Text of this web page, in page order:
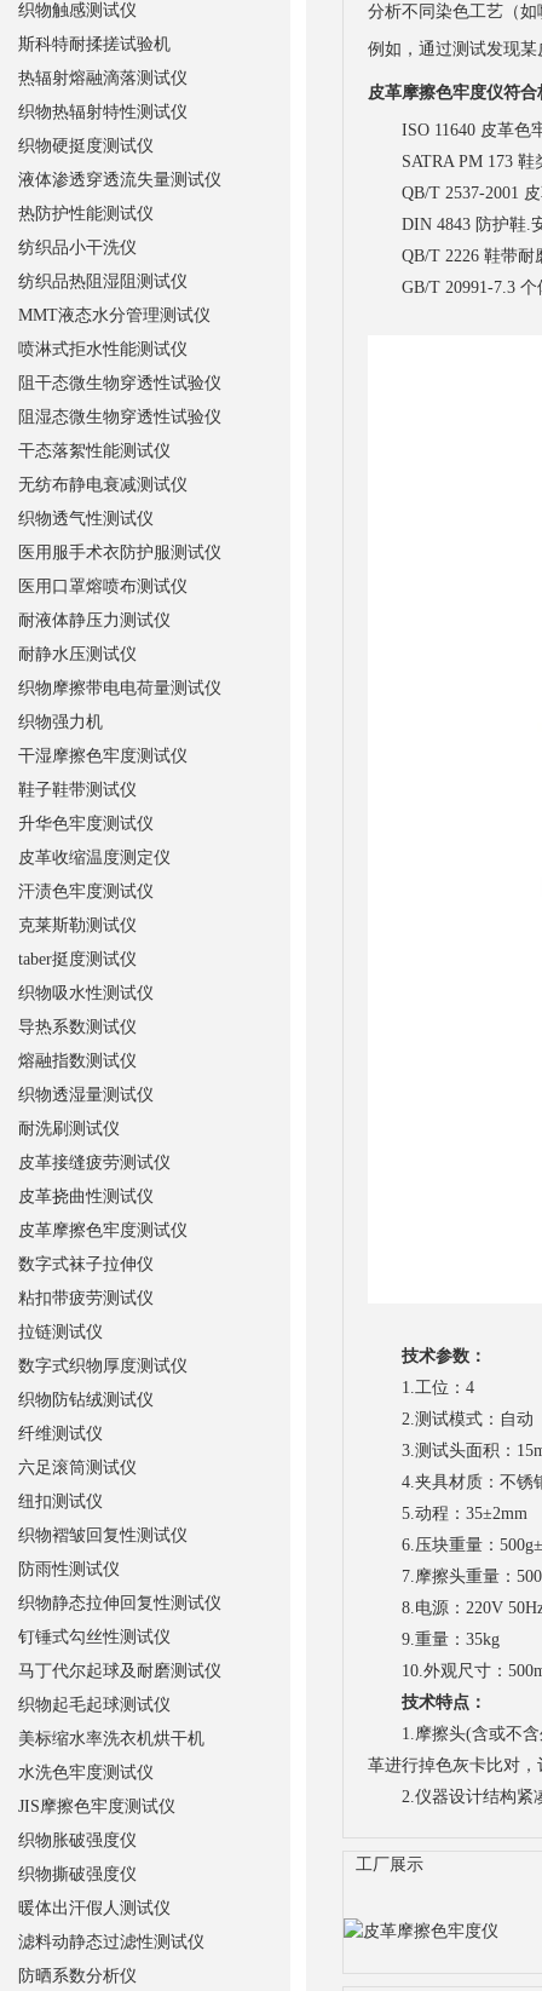
分析不同染色工艺（
例如，通过测试发现
皮革摩擦色牢度仪符合
ISO 11640 皮革色
SATRA PM 173 鞋
QB/T 2537-2001 皮
DIN 4843 防护鞋.安
QB/T 2226 鞋带耐
GB/T 20991-7.3 个
技术参数：
1.工位：4
2.测试模式：自动
3.测试头面积：
4.夹具材质：不锈
5.动程：35±2mm
6.压块重量：
7.摩擦头重量：
8.电源：220V
9.重量：35kg
10.外观尺寸：
技术特点：
1.摩擦头(含或不含
革进行掉色灰卡比对，
2.仪器设计结构紧凑
工厂展示
织物触感测试仪
斯科特耐揉搓试验机
热辐射熔融滴落测试仪
织物热辐射特性测试仪
织物硬挺度测试仪
液体渗透穿透流失量测试仪
热防护性能测试仪
纺织品小干洗仪
纺织品热阻湿阻测试仪
MMT液态水分管理测试仪
喷淋式拒水性能测试仪
阻干态微生物穿透性试验仪
阻湿态微生物穿透性试验仪
干态落絮性能测试仪
无纺布静电衰减测试仪
织物透气性测试仪
医用服手术衣防护服测试仪
医用口罩熔喷布测试仪
耐液体静压力测试仪
耐静水压测试仪
织物摩擦带电电荷量测试仪
织物强力机
干湿摩擦色牢度测试仪
鞋子鞋带测试仪
升华色牢度测试仪
皮革收缩温度测定仪
汗渍色牢度测试仪
克莱斯勒测试仪
taber挺度测试仪
织物吸水性测试仪
导热系数测试仪
熔融指数测试仪
织物透湿量测试仪
耐洗刷测试仪
皮革接缝疲劳测试仪
皮革挠曲性测试仪
皮革摩擦色牢度测试仪
数字式袜子拉伸仪
粘扣带疲劳测试仪
拉链测试仪
数字式织物厚度测试仪
织物防钻绒测试仪
纤维测试仪
六足滚筒测试仪
纽扣测试仪
织物褶皱回复性测试仪
防雨性测试仪
织物静态拉伸回复性测试仪
钉锤式勾丝性测试仪
马丁代尔起球及耐磨测试仪
织物起毛起球测试仪
美标缩水率洗衣机烘干机
水洗色牢度测试仪
JIS摩擦色牢度测试仪
织物胀破强度仪
织物撕破强度仪
暖体出汗假人测试仪
滤料动静态过滤性测试仪
防晒系数分析仪